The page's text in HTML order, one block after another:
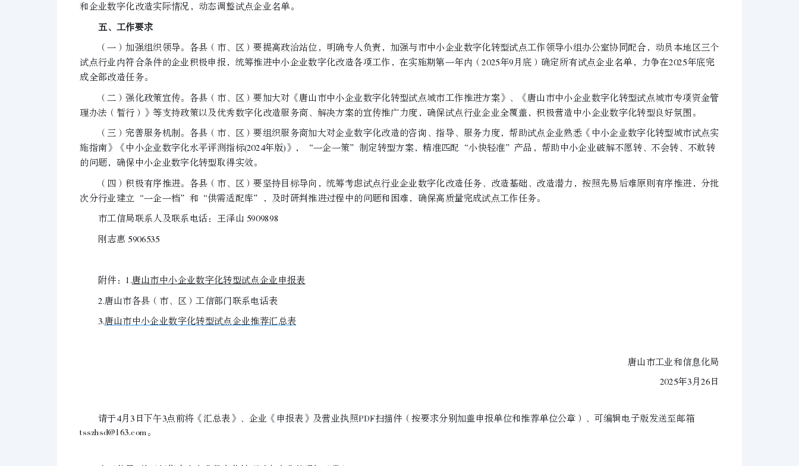
和企业数字化改造实际情况，动态调整试点企业名单。
五、工作要求
（一）加强组织领导。各县（市、区）要提高政治站位，明确专人负责，加强与市中小企业数字化转型试点工作领导小组办公室协同配合，动员本地区三个
试点行业内符合条件的企业积极申报，统筹推进中小企业数字化改造各项工作，在实施期第一年内（2025年9月底）确定所有试点企业名单，力争在2025年底完
成全部改造任务。
（二）强化政策宣传。各县（市、区）要加大对《唐山市中小企业数字化转型试点城市工作推进方案》、《唐山市中小企业数字化转型试点城市专项资金管
理办法（暂行）》等支持政策以及优秀数字化改造服务商、解决方案的宣传推广力度，确保试点行业企业全覆盖，积极营造中小企业数字化转型良好氛围。
（三）完善服务机制。各县（市、区）要组织服务商加大对企业数字化改造的咨询、指导、服务力度，帮助试点企业熟悉《中小企业数字化转型城市试点实
施指南》《中小企业数字化水平评测指标(2024年版)》，“一企一策”制定转型方案，精准匹配“小快轻准”产品，帮助中小企业破解不愿转、不会转、不敢转
的问题，确保中小企业数字化转型取得实效。
（四）积极有序推进。各县（市、区）要坚持目标导向，统筹考虑试点行业企业数字化改造任务、改造基础、改造潜力，按照先易后难原则有序推进，分批
次分行业建立“一企一档”和“供需适配库”，及时研判推进过程中的问题和困难，确保高质量完成试点工作任务。
市工信局联系人及联系电话：王泽山 5909898
刚志惠 5906535
附件：1.唐山市中小企业数字化转型试点企业申报表
2.唐山市各县（市、区）工信部门联系电话表
3.唐山市中小企业数字化转型试点企业推荐汇总表
唐山市工业和信息化局
2025年3月26日
请于4月3日下午3点前将《汇总表》、企业《申报表》及营业执照PDF扫描件（按要求分别加盖申报单位和推荐单位公章）、可编辑电子版发送至邮箱
tsszhsd@163.com。